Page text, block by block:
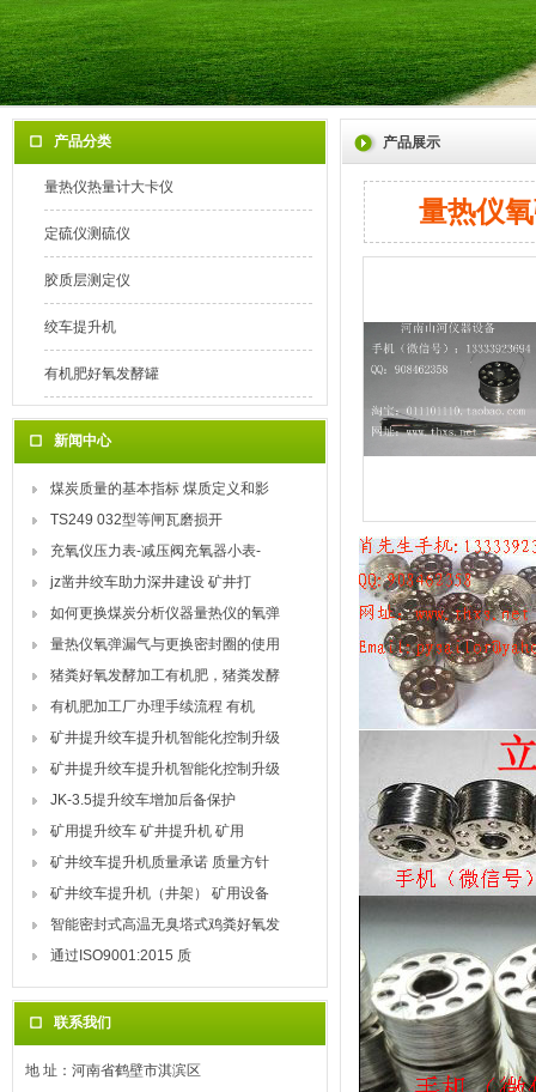
产品分类
量热仪热量计大卡仪
定硫仪测硫仪
胶质层测定仪
绞车提升机
有机肥好氧发酵罐
新闻中心
煤炭质量的基本指标 煤质定义和影
TS249 032型等闸瓦磨损开
充氧仪压力表-减压阀充氧器小表-
jz凿井绞车助力深井建设 矿井打
如何更换煤炭分析仪器量热仪的氧弹
量热仪氧弹漏气与更换密封圈的使用
猪粪好氧发酵加工有机肥，猪粪发酵
有机肥加工厂办理手续流程 有机
矿井提升绞车提升机智能化控制升级
矿井提升绞车提升机智能化控制升级
JK-3.5提升绞车增加后备保护
矿用提升绞车 矿井提升机 矿用
矿井绞车提升机质量承诺 质量方针
矿井绞车提升机（井架） 矿用设备
智能密封式高温无臭塔式鸡粪好氧发
通过ISO9001:2015 质
联系我们
地 址：河南省鹤壁市淇滨区
产品展示
量热仪